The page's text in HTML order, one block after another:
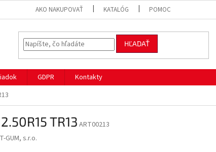
AKO NAKUPOVAŤ KATALÓG POMOC
HĽADAŤ
GDPR
Kontakty
TR13ART00213
T-GUM, s.r.o.